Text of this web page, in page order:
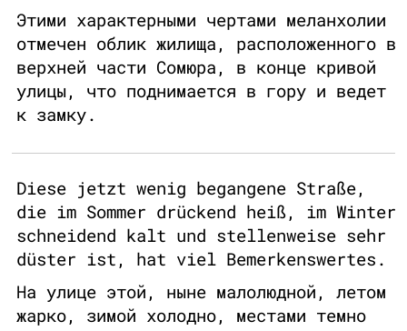
Этими характерными чертами меланхолии
отмечен облик жилища, расположенного в
верхней части Сомюра, в конце кривой
улицы, что поднимается в гору и ведет
к замку.
Diese jetzt wenig begangene Straße,
die im Sommer drückend heiß, im Winter
schneidend kalt und stellenweise sehr
düster ist, hat viel Bemerkenswertes.
На улице этой, ныне малолюдной, летом
жарко, зимой холодно, местами темно